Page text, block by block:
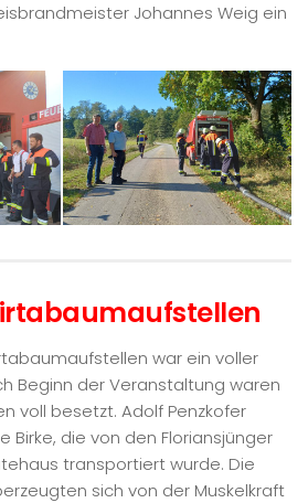
Johannes Weig ein
war ein voller
Beginn der Veranstaltung waren
voll besetzt. Adolf Penzkofer
die von den Floriansjünger
transportiert wurde. Die
sich von der Muskelkraft